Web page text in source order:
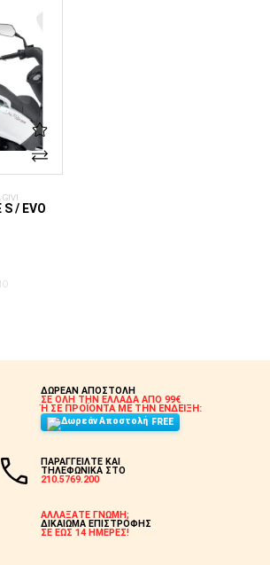
S / EVO
ΔΩΡΕΑΝ ΑΠΟΣΤΟΛΗ
ΣΕ ΟΛΗ ΤΗΝ ΕΛΛΑΔΑ ΑΠΟ 99€
Ή ΣΕ ΠΡΟΪΟΝΤΑ ΜΕ ΤΗΝ ΕΝΔΕΙΞΗ:
FREE
ΠΑΡΑΓΓΕΙΛΤΕ ΚΑΙ
ΤΗΛΕΦΩΝΙΚΑ ΣΤΟ
210.5769.200
ΑΛΛΑΞΑΤΕ ΓΝΩΜΗ;
ΔΙΚΑΙΩΜΑ ΕΠΙΣΤΡΟΦΗΣ
ΣΕ ΕΩΣ 14 ΗΜΕΡΕΣ!